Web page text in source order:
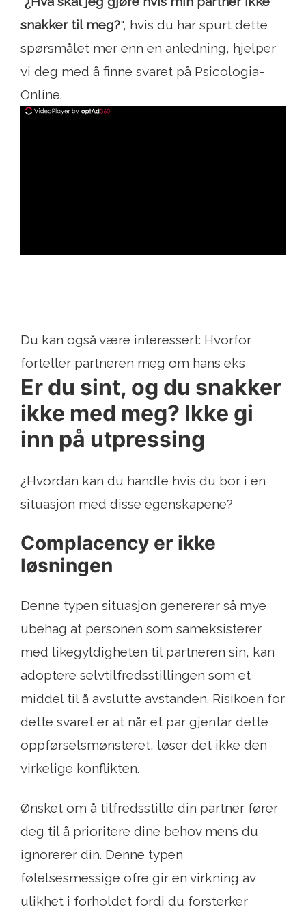
snakker til meg?", hvis du har spurt dette
spørsmålet mer enn en anledning, hjelper
vi deg med å finne svaret på Psicologia-
Online.
Du kan også være interessert: Hvorfor
forteller partneren meg om hans eks
Er du sint, og du snakker
ikke med meg? Ikke gi
inn på utpressing
¿Hvordan kan du handle hvis du bor i en
situasjon med disse egenskapene?
Complacency er ikke
løsningen
Denne typen situasjon genererer så mye
ubehag at personen som sameksisterer
med likegyldigheten til partneren sin, kan
adoptere selvtilfredsstillingen som et
middel til å avslutte avstanden. Risikoen for
dette svaret er at når et par gjentar dette
oppførselsmønsteret, løser det ikke den
virkelige konflikten.
Ønsket om å tilfredsstille din partner fører
deg til å prioritere dine behov mens du
ignorerer din. Denne typen
følelsesmessige ofre gir en virkning av
ulikhet i forholdet fordi du forsterker